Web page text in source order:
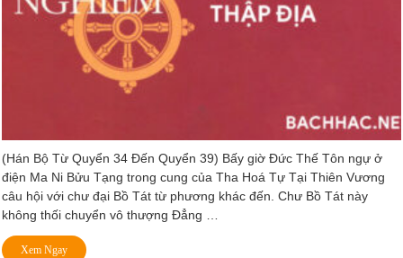
(Hán Bộ Từ Quyển 34 Ðến Quyển 39) Bấy giờ Ðức Thế Tôn ngự ở
điện Ma Ni Bửu Tạng trong cung của Tha Hoá Tự Tại Thiên Vương
câu hội với chư đại Bồ Tát từ phương khác đến. Chư Bồ Tát này
không thối chuyển vô thượng Ðẳng …
Xem Ngay